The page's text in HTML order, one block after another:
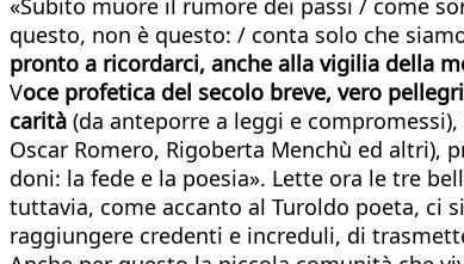
«Subito muore il rumore dei passi / come
questo, non è questo: / conta solo che
pronto a ricordarci, anche alla vigilia della
Voce profetica del secolo breve, vero
carità (da anteporre a leggi e
Oscar Romero, Rigoberta Menchù ed altri),
doni: la fede e la poesia». Lette ora le tre
tuttavia, come accanto al Turoldo poeta, ci
raggiungere credenti e increduli, di